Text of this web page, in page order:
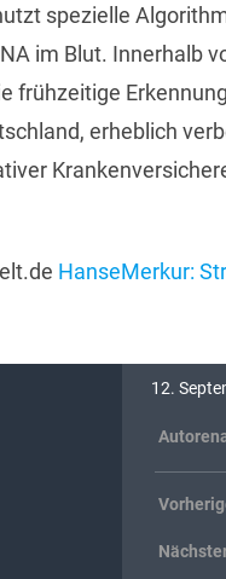
spezielle
im Blut. Innerhalb
frühzeitige
erheblich
HanseMerkur:
12.